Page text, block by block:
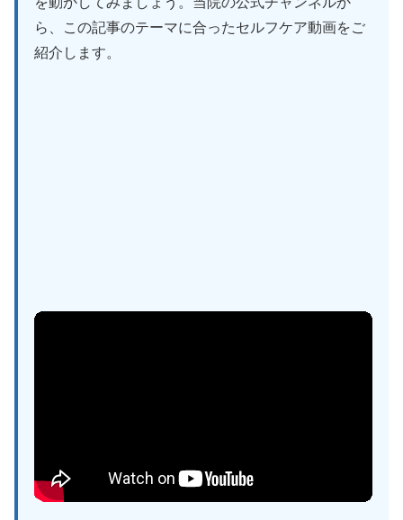
ら、この記事のテーマに合ったセルフケア動画をご
紹介します。